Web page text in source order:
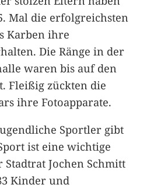
Mal die erfolgreichsten
Karben ihre
Die Ränge in der
waren bis auf den
Fleißig zückten die
ihre Fotoapparate.
Sportler gibt
ist eine wichtige
Stadtrat Jochen Schmitt
Kinder und